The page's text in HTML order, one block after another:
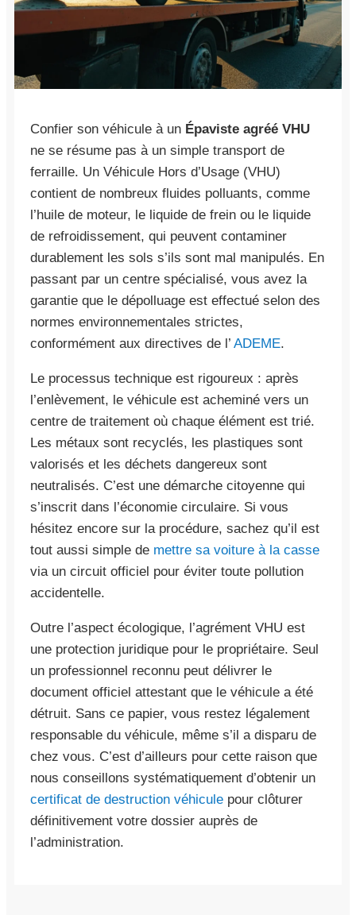
Confier son véhicule à un Épaviste agréé VHU
ne se résume pas à un simple transport de
ferraille. Un Véhicule Hors d’Usage (VHU)
contient de nombreux fluides polluants, comme
l’huile de moteur, le liquide de frein ou le liquide
de refroidissement, qui peuvent contaminer
durablement les sols s’ils sont mal manipulés. En
passant par un centre spécialisé, vous avez la
garantie que le dépolluage est effectué selon des
normes environnementales strictes,
conformément aux directives de l’ ADEME.
Le processus technique est rigoureux : après
l’enlèvement, le véhicule est acheminé vers un
centre de traitement où chaque élément est trié.
Les métaux sont recyclés, les plastiques sont
valorisés et les déchets dangereux sont
neutralisés. C’est une démarche citoyenne qui
s’inscrit dans l’économie circulaire. Si vous
hésitez encore sur la procédure, sachez qu’il est
tout aussi simple de mettre sa voiture à la casse
via un circuit officiel pour éviter toute pollution
accidentelle.
Outre l’aspect écologique, l’agrément VHU est
une protection juridique pour le propriétaire. Seul
un professionnel reconnu peut délivrer le
document officiel attestant que le véhicule a été
détruit. Sans ce papier, vous restez légalement
responsable du véhicule, même s’il a disparu de
chez vous. C’est d’ailleurs pour cette raison que
nous conseillons systématiquement d’obtenir un
certificat de destruction véhicule pour clôturer
définitivement votre dossier auprès de
l’administration.